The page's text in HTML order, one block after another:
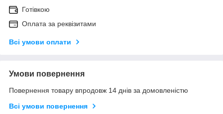
Готівкою
Оплата за реквізитами
Всі умови оплати
Умови повернення
Повернення товару впродовж 14 днів за домовленістю
Всі умови повернення